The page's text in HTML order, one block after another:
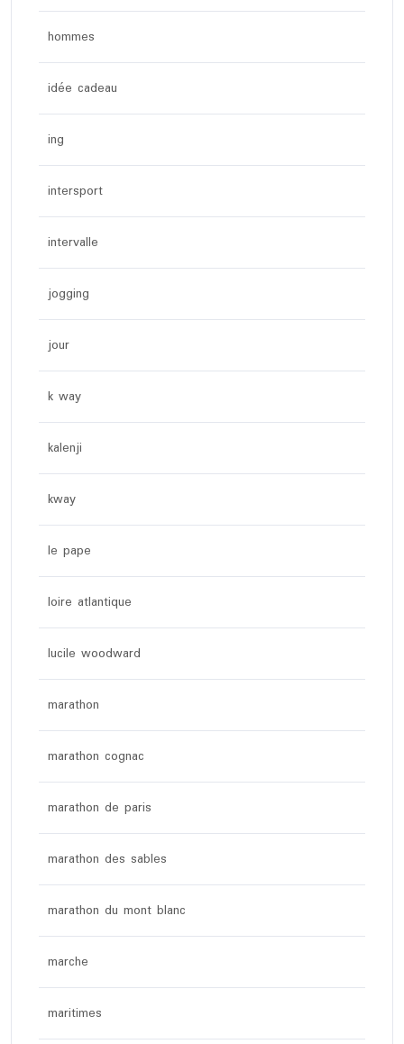
hommes
idée cadeau
ing
intersport
intervalle
jogging
jour
k way
kalenji
kway
le pape
loire atlantique
lucile woodward
marathon
marathon cognac
marathon de paris
marathon des sables
marathon du mont blanc
marche
maritimes